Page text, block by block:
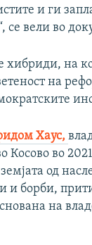
и ги
се вели во
хибриди, на
на
Хаус,
Косово во
од
и борби,
на